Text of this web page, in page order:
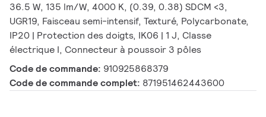
36.5 W, 135 lm/W, 4000 K, (0.39, 0.38) SDCM <3,
UGR19, Faisceau semi-intensif, Texturé, Polycarbonate,
IP20 | Protection des doigts, IK06 | 1 J, Classe
électrique I, Connecteur à poussoir 3 pôles
Code de commande: 910925868379
Code de commande complet: 871951462443600